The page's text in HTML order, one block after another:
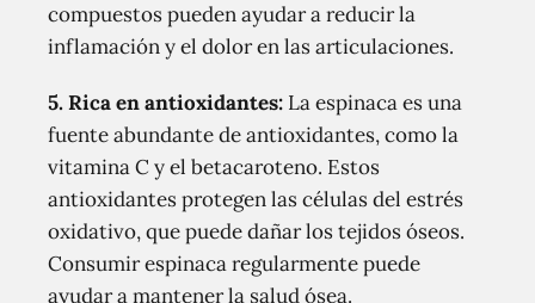
compuestos pueden ayudar a reducir la
inflamación y el dolor en las articulaciones.
5.Rica en antioxidantes: La espinaca es una
fuente abundante de antioxidantes, como la
vitamina C y el betacaroteno. Estos
antioxidantes protegen las células del estrés
oxidativo, que puede dañar los tejidos óseos.
Consumir espinaca regularmente puede
ayudar a mantener la salud ósea.